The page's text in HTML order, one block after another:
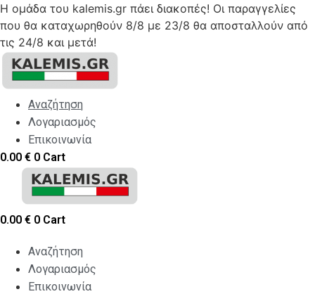
Η ομάδα του kalemis.gr πάει διακοπές! Οι παραγγελίες
που θα καταχωρηθούν 8/8 με 23/8 θα αποσταλλούν από
τις 24/8 και μετά!
Skip
content
Αναζήτηση
Λογαριασμός
Επικοινωνία
0.00 € 0 Cart
0.00 € 0 Cart
Αναζήτηση
Λογαριασμός
Επικοινωνία